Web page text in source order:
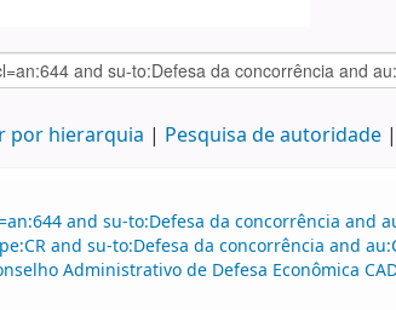
por hierarquia Pesquisa de autoridade
and su-to:Defesa da concorrência and
and su-to:Defesa da concorrência and
Administrativo de Defesa Econômica